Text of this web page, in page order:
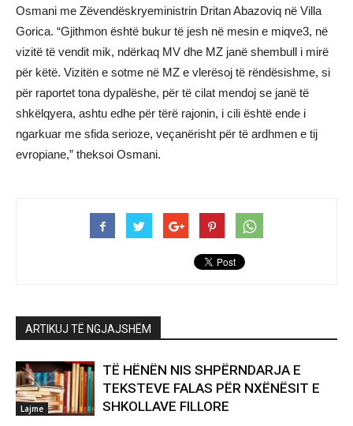
Osmani me Zëvendëskryeministrin Dritan Abazoviq në Villa
Gorica. “Gjithmon është bukur të jesh në mesin e miqve3, në
vizitë të vendit mik, ndërkaq MV dhe MZ janë shembull i mirë
për këtë. Vizitën e sotme në MZ e vlerësoj të rëndësishme, si
për raportet tona dypalëshe, për të cilat mendoj se janë të
shkëlqyera, ashtu edhe për tërë rajonin, i cili është ende i
ngarkuar me sfida serioze, veçanërisht për të ardhmen e tij
evropiane,” theksoi Osmani.
ARTIKUJ TË NGJAJSHËM
Lajme
TË HËNËN NIS SHPËRNDARJA E
TEKSTEVE FALAS PËR NXËNËSIT E
SHKOLLAVE FILLORE